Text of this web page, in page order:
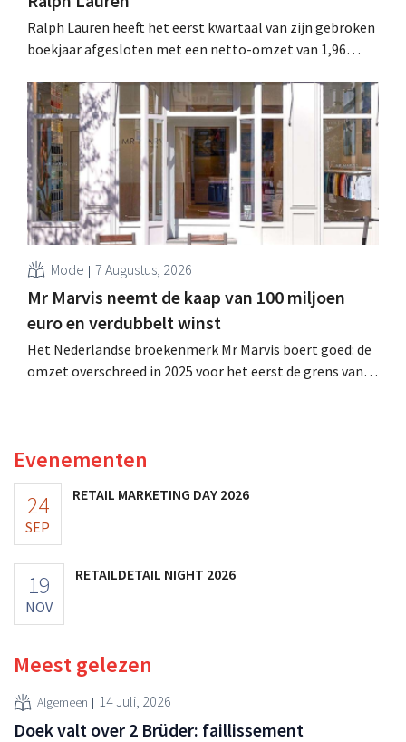
Ralph Lauren heeft het eerst kwartaal van zijn gebroken
boekjaar afgesloten met een netto-omzet van 1,96
is dan een jaar eerder. Na die beter dan verwachte start
verhoogt het bedrijf ook zijn vooruitzichten voor het
volledige boekjaar.
Mode 7 Augustus, 2026
Mr Marvis neemt de kaap van 100 miljoen
euro en verdubbelt winst
Het Nederlandse broekenmerk Mr Marvis boert goed: de
omzet overschreed in 2025 voor het eerst de grens van
Evenementen
24
SEP
RETAIL MARKETING DAY 2026
19
NOV
RETAILDETAIL NIGHT 2026
Meest gelezen
Algemeen 14 Juli, 2026
Doek valt over 2 Brüder: faillissement